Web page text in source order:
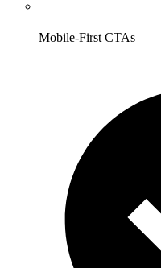
Mobile-First CTAs